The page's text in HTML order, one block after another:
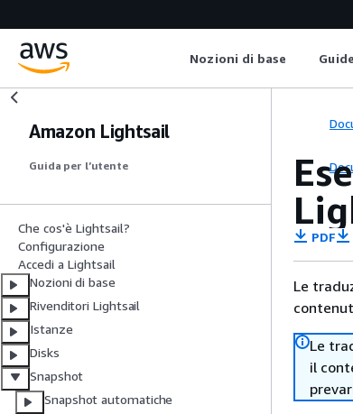
Nozioni di base
Amazon Lightsail
Guida per l’utente
Che cos'è Lightsail?
Configurazione
Accedi a Lightsail
Nozioni di base
Rivenditori Lightsail
Istanze
Disks
Snapshot
Snapshot automatiche
PDF
Le
Le
il